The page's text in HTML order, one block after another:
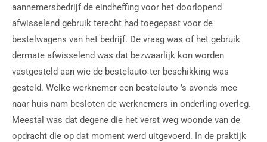
aannemersbedrijf de eindheffing voor het doorlopend
afwisselend gebruik terecht had toegepast voor de
bestelwagens van het bedrijf. De vraag was of het gebruik
dermate afwisselend was dat bezwaarlijk kon worden
vastgesteld aan wie de bestelauto ter beschikking was
gesteld. Welke werknemer een bestelauto ’s avonds mee
naar huis nam besloten de werknemers in onderling overleg.
Meestal was dat degene die het verst weg woonde van de
opdracht die op dat moment werd uitgevoerd. In de praktijk